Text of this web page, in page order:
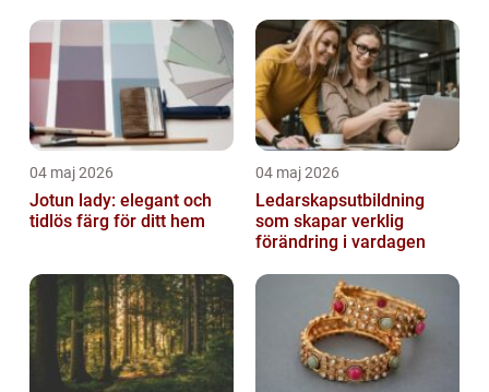
04 maj 2026
Jotun lady: elegant och
tidlös färg för ditt hem
04 maj 2026
Ledarskapsutbildning
som skapar verklig
förändring i vardagen